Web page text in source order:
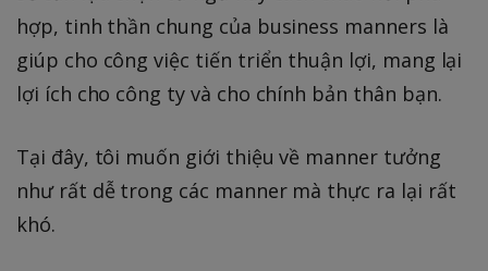
hợp, tinh thần chung của business manners là
giúp cho công việc tiến triển thuận lợi, mang lại
lợi ích cho công ty và cho chính bản thân bạn.
Tại đây, tôi muốn giới thiệu về manner tưởng
như rất dễ trong các manner mà thực ra lại rất
khó.